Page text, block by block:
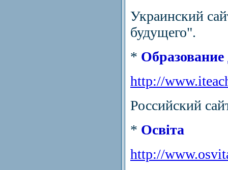
Украинский
будущего".
* Образование
http://
Российский
* Освіта
http://